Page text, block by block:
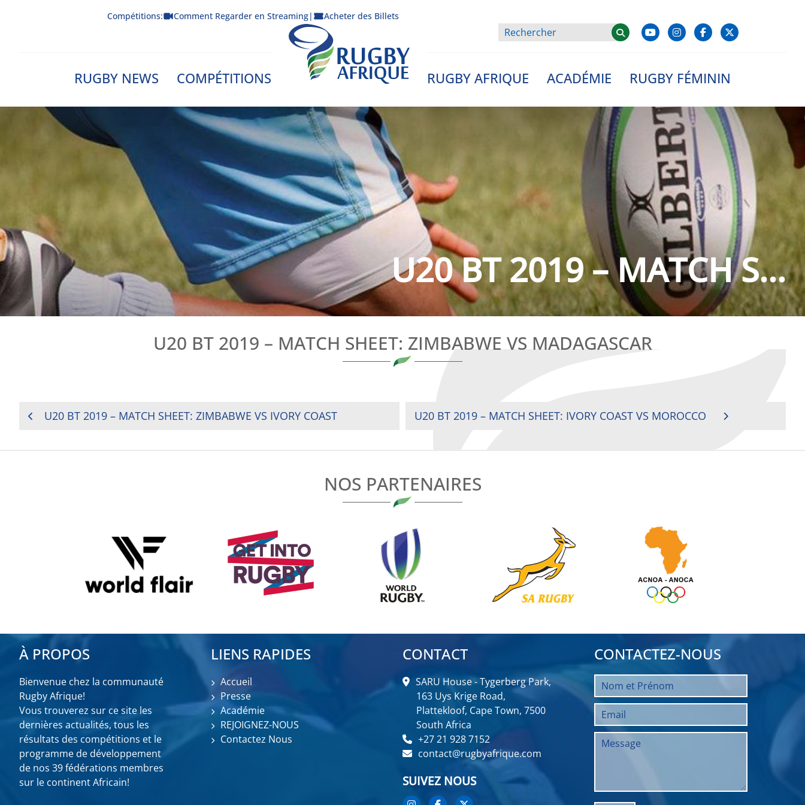
Compétitions: Comment Regarder en Streaming| Acheter des Billets
RUGBY NEWS COMPÉTITIONS
Rugby Afrique
RUGBY AFRIQUE ACADÉMIE RUGBY FÉMININ
U20 BT 2019 – MATCH S...
U20 BT 2019 – MATCH SHEET: ZIMBABWE VS MADAGASCAR
NAVIGATION
U20 BT 2019 – MATCH SHEET: ZIMBABWE VS IVORY COAST U20 BT 2019 – MATCH SHEET: IVORY COAST VS MOROCCO
NOS PARTENAIRES
À PROPOS
Bienvenue chez la communauté
Rugby Afrique!
Vous trouverez sur ce site les
dernières actualités, tous les
résultats des compétitions et le
programme de développement
de nos 39 fédérations membres
sur le continent Africain!
LIENS RAPIDES
Accueil
Presse
Académie
REJOIGNEZ-NOUS
Contactez Nous
CONTACT
SARU House - Tygerberg Park,
163 Uys Krige Road,
Plattekloof, Cape Town, 7500
South Africa
+27 21 928 7152
contact@rugbyafrique.com
SUIVEZ NOUS
CONTACTEZ-NOUS